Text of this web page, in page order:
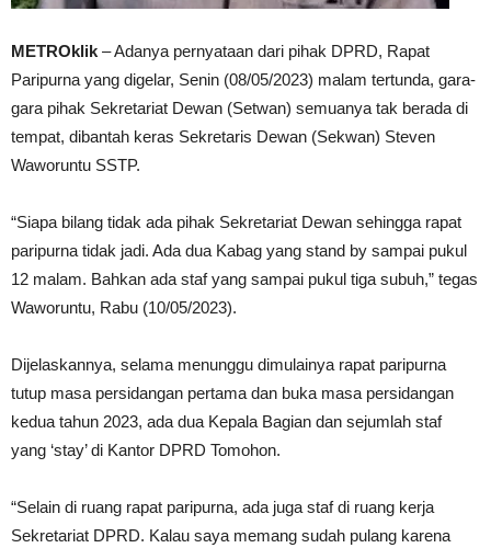
METROklik – Adanya pernyataan dari pihak DPRD, Rapat
Paripurna yang digelar, Senin (08/05/2023) malam tertunda, gara-
gara pihak Sekretariat Dewan (Setwan) semuanya tak berada di
tempat, dibantah keras Sekretaris Dewan (Sekwan) Steven
Waworuntu SSTP.
“Siapa bilang tidak ada pihak Sekretariat Dewan sehingga rapat
paripurna tidak jadi. Ada dua Kabag yang stand by sampai pukul
12 malam. Bahkan ada staf yang sampai pukul tiga subuh,” tegas
Waworuntu, Rabu (10/05/2023).
Dijelaskannya, selama menunggu dimulainya rapat paripurna
tutup masa persidangan pertama dan buka masa persidangan
kedua tahun 2023, ada dua Kepala Bagian dan sejumlah staf
yang ‘stay’ di Kantor DPRD Tomohon.
“Selain di ruang rapat paripurna, ada juga staf di ruang kerja
Sekretariat DPRD. Kalau saya memang sudah pulang karena